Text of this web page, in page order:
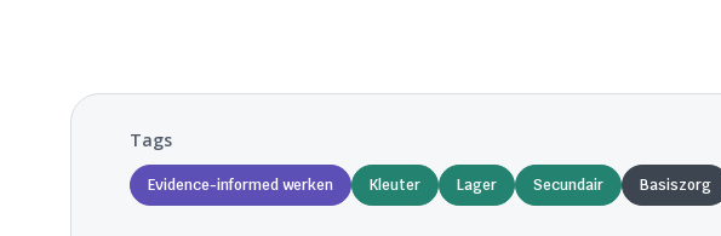
Tags
Evidence-informed werken Kleuter Lager Secundair Basiszorg